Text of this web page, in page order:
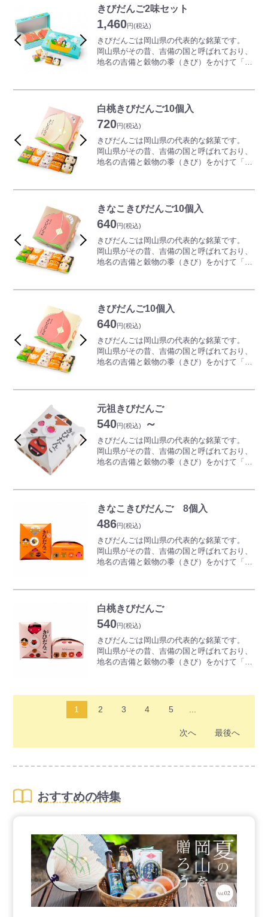
★生クリーム
原料は岡山県産のジャージー牛乳。ジャージ
ー特有の旨みとコクがありながらクセの無い
フレッシュタイプの生クリームを１００％使
用しています。
した食感になるように特別に二度焼きしてい
ます。
★100%ハンドメイド
厳選した素材を経験豊かな職人がパン作りか
らキャラメル作りまで一気に仕上げるオール
ハンドメイドです。
ん。
料を使用しています。
きびだんご2味セット
1,460円(税込)
きびだんごは岡山県の代表的な銘菓です。
岡山県がその昔、吉備の国と呼ばれており、
地名の吉備と穀物の黍（きび）をかけて「き
だんご」を詰め合わせた、開けて楽しい、食
べておいしいセットです。
1個ずつの個包装になっているため、お配り
する際にも便利です。
白桃きびだんご10個入
720円(税込)
きびだんごは岡山県の代表的な銘菓です。
岡山県がその昔、吉備の国と呼ばれており、
地名の吉備と穀物の黍（きび）をかけて「き
全国菓子大博覧会連続受賞の山方永寿堂のこ
だわりきびだんごは柔らかくてもちもち食
感。
「開けて楽しい、食べておいしい」をキャッ
チフレーズに開発した商品です。
きびだんごは1個ずつかわいい包装紙で包ま
岡山県産白桃を練りこんだきびだんごは白桃
の優しい甘さと香りが漂い、もちもちの柔ら
かさに加え、とても上品なお味に仕上げてい
きなこきびだんご10個入
640円(税込)
きびだんごは岡山県の代表的な銘菓です。
岡山県がその昔、吉備の国と呼ばれており、
地名の吉備と穀物の黍（きび）をかけて「き
だわりきびだんごは柔らかくてもちもち食
感。
「開けて楽しい、食べておいしい」をキャッ
チフレーズに開発した商品です。
岡山県産きなこをたっぷりまぶした、お子さ
まや女性の方にとても人気の商品です。
きびだんご10個入
640円(税込)
きびだんごは岡山県の代表的な銘菓です。
岡山県がその昔、吉備の国と呼ばれており、
地名の吉備と穀物の黍（きび）をかけて「き
だわりきびだんごは柔らかくてもちもち食
感。
「開けて楽しい、食べておいしい」をキャッ
チフレーズに開発した商品です。
きびだんごは1個ずつかわいい包装紙で包ま
れ、ご近所の方にも配りやすいコンパクトサ
元祖きびだんご
540円(税込) ～
きびだんごは岡山県の代表的な銘菓です。
岡山県がその昔、吉備の国と呼ばれており、
地名の吉備と穀物の黍（きび）をかけて「き
る廣榮堂の「廣榮堂元祖きびだんご」は、
国産のもち米に砂糖と水飴、きびを加えた一
品で、素材の旨味が生きた素朴な味です。
様々な味が揃うきびだんごのなかでも、まさ
に原点の「元祖きびだんご」
安政三年の創業以来から続く、ほんのりと甘
世界的絵本作家五味太郎氏による、見た目も
かわいいオリジナルパッケージにも注目。
※10個入は個包装、15個入はトレーへの一括
包装となります
きなこきびだんご 8個入
486円(税込)
きびだんごは岡山県の代表的な銘菓です。
岡山県がその昔、吉備の国と呼ばれており、
地名の吉備と穀物の黍（きび）をかけて「き
だんごで、香ばしいきなこの味が口の中で広
がります。
きびだんごは1個ずつかわいい包装紙で包ま
れています。
世界的絵本作家五味太郎氏による、オリジナ
ルパッケージのきびだんごです。
白桃きびだんご
540円(税込)
きびだんごは岡山県の代表的な銘菓です。
岡山県がその昔、吉備の国と呼ばれており、
地名の吉備と穀物の黍（きび）をかけて「き
岡山県産の白桃を使用し、口の中で白桃の風
味が広がるきびだんごに仕上げました。
世界的絵本作家五味太郎氏による、オリジナ
ルパッケージのきびだんごです。
1 2 3 4 5
次へ 最後へ
おすすめの特集